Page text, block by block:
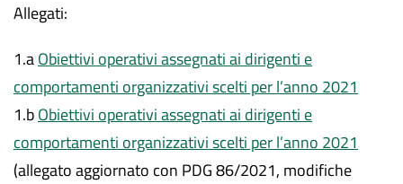
Allegati:
1.aObiettivi operativi assegnati ai dirigenti e
comportamenti organizzativi scelti per l’anno 2021
1.bObiettivi operativi assegnati ai dirigenti e
comportamenti organizzativi scelti per l’anno 2021
(allegato aggiornato con PDG 86/2021, modifiche